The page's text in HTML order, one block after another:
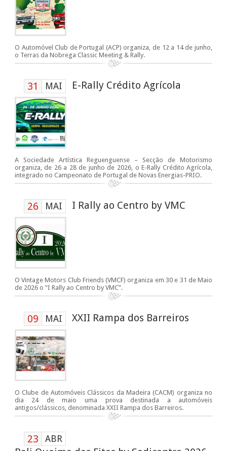
O Automóvel Club de Portugal (ACP) organiza, de 12 a 14 de junho,
o Terras da Nobrega Classic Meeting & Rally.
31 MAI E-Rally Crédito Agrícola
A Sociedade Artística Reguenguense – Secção de Motorismo
organiza, de 26 a 28 de junho de 2026, o E-Rally Crédito Agrícola,
integrado no Campeonato de Portugal de Novas Energias-PRIO.
26 MAI I Rally ao Centro by VMC
O Vintage Motors Club Friends (VMCF) organiza em 30 e 31 de Maio
de 2026 o “I Rally ao Centro by VMC”.
09 MAI XXII Rampa dos Barreiros
O Clube de Automóveis Clássicos da Madeira (CACM) organiza no
dia 24 de maio uma prova destinada a automóveis
antigos/clássicos, denominada XXII Rampa dos Barreiros.
23 ABR